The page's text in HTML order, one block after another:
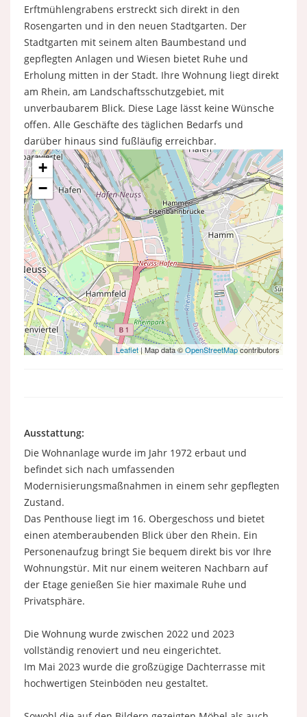
Erftmühlengrabens erstreckt sich direkt in den
Rosengarten und in den neuen Stadtgarten. Der
Stadtgarten mit seinem alten Baumbestand und
gepflegten Anlagen und Wiesen bietet Ruhe und
Erholung mitten in der Stadt. Ihre Wohnung liegt direkt
am Rhein, am Landschaftsschutzgebiet, mit
unverbaubarem Blick. Diese Lage lässt keine Wünsche
offen. Alle Geschäfte des täglichen Bedarfs und
darüber hinaus sind fußläufig erreichbar.
+
−
Leaflet| Map data ©OpenStreetMapcontributors
Ausstattung:
Die Wohnanlage wurde im Jahr 1972 erbaut und
befindet sich nach umfassenden
Modernisierungsmaßnahmen in einem sehr gepflegten
Zustand.
Das Penthouse liegt im 16. Obergeschoss und bietet
einen atemberaubenden Blick über den Rhein. Ein
Personenaufzug bringt Sie bequem direkt bis vor Ihre
Wohnungstür. Mit nur einem weiteren Nachbarn auf
der Etage genießen Sie hier maximale Ruhe und
Privatsphäre.
Die Wohnung wurde zwischen 2022 und 2023
vollständig renoviert und neu eingerichtet.
Im Mai 2023 wurde die großzügige Dachterrasse mit
hochwertigen Steinböden neu gestaltet.